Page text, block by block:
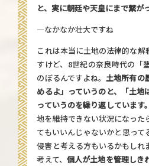
と、実に朝廷や天皇にまで繋が
—なかなか壮大ですね
これは本当に土地の法律的な
すけど、8世紀の奈良時代の「
のぼるんですよね。 土地所有の
めるよ」っていうのと、「土地
っていうのを繰り返しています
地を維持できない状況になった
てもいいんじゃないかと思って
侵害と考える方もいるかもしれ
考えて、 個人が土地を管理しき